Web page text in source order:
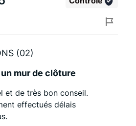
(02)
mur de clôture
et de très bon conseil.
effectués délais